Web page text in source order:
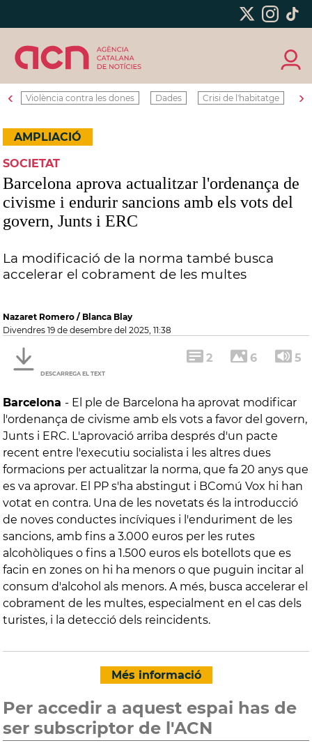
‹ Violència contra les dones Dades Crisi de l'habitatge ›
AMPLIACIÓ
SOCIETAT
Barcelona aprova actualitzar l'ordenança de
civisme i endurir sancions amb els vots del
govern, Junts i ERC
La modificació de la norma també busca
accelerar el cobrament de les multes
Nazaret Romero / Blanca Blay
divendres 19 de desembre del 2025, 11:38
DESCARREGA EL TEXT
2 6 5
Barcelona - El ple de Barcelona ha aprovat modificar
l'ordenança de civisme amb els vots a favor del govern,
Junts i ERC. L'aprovació arriba després d'un pacte
recent entre l'executiu socialista i les altres dues
formacions per actualitzar la norma, que fa 20 anys que
es va aprovar. El PP s'ha abstingut i BComú Vox hi han
votat en contra. Una de les novetats és la introducció
de noves conductes incíviques i l'enduriment de les
sancions, amb fins a 3.000 euros per les rutes
alcohòliques o fins a 1.500 euros els botellots que es
facin en zones on hi ha menors o que puguin incitar al
consum d'alcohol als menors. A més, busca accelerar el
cobrament de les multes, especialment en el cas dels
turistes, i la detecció dels reincidents.
Més informació
Per accedir a aquest espai has de
ser subscriptor de l'ACN